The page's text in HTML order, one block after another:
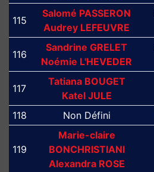
115
Salomé PASSERON
Audrey LEFEUVRE
116
Sandrine GRELET
Noémie L'HEVEDER
117
Tatiana BOUGET
Katel JULE
118 Non Défini
119
Marie-claire
BONCHRISTIANI
Alexandra ROSE